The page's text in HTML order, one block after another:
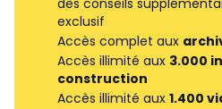
des conseils
exclusif
Accès complet aux
Accès illimité aux 3.000
construction
Accès illimité aux 1.400